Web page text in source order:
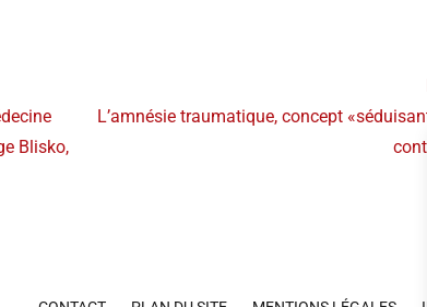
Blisko,
L’amnésie traumatique, concept